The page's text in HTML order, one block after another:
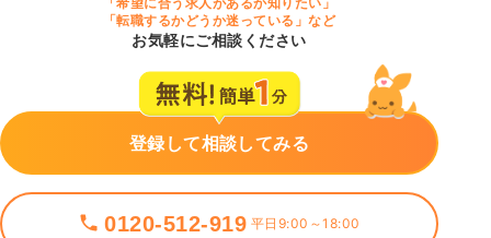
「転職するかどうか迷っている」など
お気軽にご相談ください
登録して相談してみる
0120-512-919 平日9:00～18:00